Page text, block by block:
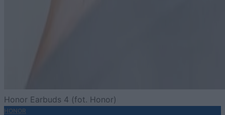
Honor Earbuds 4 (fot. Honor)
HONOR